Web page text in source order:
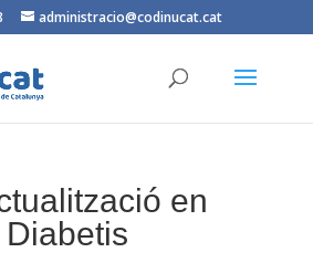
administracio@codinucat.cat
en